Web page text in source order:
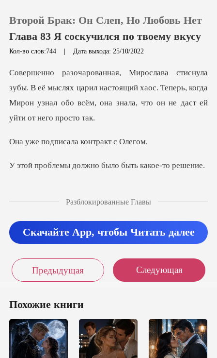
0
Пополнить
Второй Брак: Он Слеп, Но Любовь Нет
Глава 83 Я соскучился по твоему вкусу
Кол-во слов:744 | Дата выхода: 25/10/2022
ыслях царил настоящий хаос. Теперь, когда
Мирон узнал обо
исала контра
должно было быть
Разблокированные Главы
Скачайте App, чтобы Читать далее
Предыдущая Следующая
Похожие книги